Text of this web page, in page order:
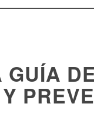
GUÍA